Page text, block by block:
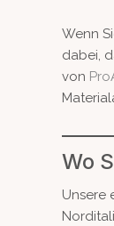
Wenn
dabei,
von
Wo
Unsere